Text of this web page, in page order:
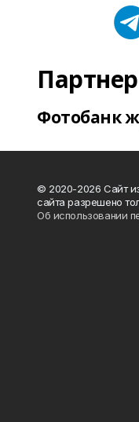
Фотобанк
© 2020-2026 Сайт
сайта разрешено
Об использовании